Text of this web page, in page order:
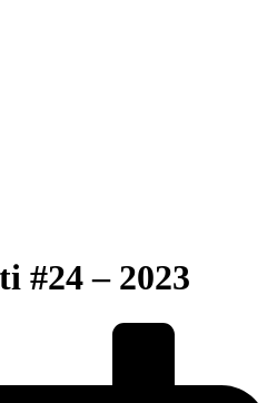
#24 – 2023